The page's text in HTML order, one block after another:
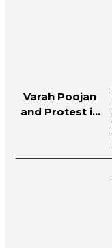
Varah Poojan
and Protest in
Mira Road